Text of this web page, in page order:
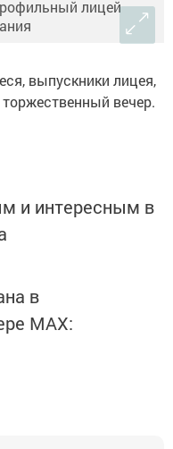
выпускники лицея,
вечер.
и интересным в
в
MАХ: